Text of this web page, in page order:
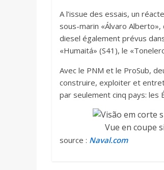
A l’issue des essais, un
sous-marin «Álvaro Alberto»,
diesel également prévus
«Humaitá» (S41), le
Avec le PNM et le ProSub,
construire, exploiter et
par seulement cinq pays: les
Vue en coupe
source : Naval.com